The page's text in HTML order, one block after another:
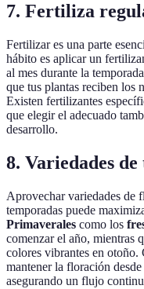
7. Fertiliza
Fertilizar es una parte
hábito es aplicar un
al mes durante la
que tus plantas reciben los
Existen fertilizantes
que elegir el adecuado
desarrollo.
8. Variedades
Aprovechar variedades de
temporadas puede
Primaverales como los
comenzar el año, mientras
colores vibrantes en otoño.
mantener la floración
asegurando un flujo